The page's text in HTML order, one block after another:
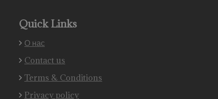
Quick Links
О нас
Contact us
Terms & Conditions
Privacy policy